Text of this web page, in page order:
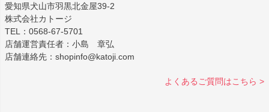
愛知県犬山市羽黒北金屋39-2
株式会社カトージ
TEL：0568-67-5701
店舗運営責任者：小島 章弘
店舗連絡先：shopinfo@katoji.com
よくあるご質問はこちら >